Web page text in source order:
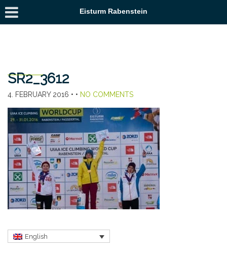
Eisturm Rabenstein
SR2_3612
4. FEBRUARY 2016 • • NO COMMENTS
English